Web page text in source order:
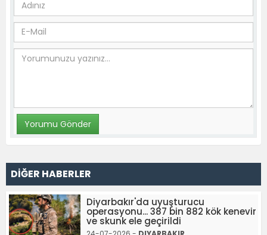
DİĞER HABERLER
Diyarbakır'da uyuşturucu
operasyonu... 387 bin 882 kök kenevir
ve skunk ele geçirildi